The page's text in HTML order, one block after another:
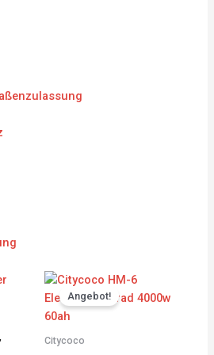
Current
CHF 3'594.00.
Angebot!
Citycoco
Original
price
was: